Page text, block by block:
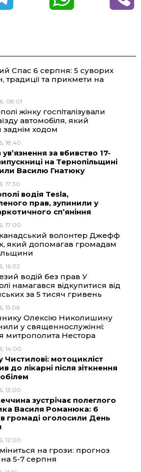
e
r
a
m
t
A
p
Спас 6 серпня: 5 суворих
традиції та прикмети на
08:01
жінку госпіталізували
автомобіля, який
заднім ходом
18:40
ув’язнення за вбивство 17-
на Тернопільщині
Василю Гнатюку
17:30
водія Tesla,
прав, зупинили у
сп’яніння
17:00
волонтер Джефф
який допомагав громадам
16:02
водій без прав У
намагався відкупитися від
за 5 тисяч гривень
15:06
Олексію Николишину
у священнослужінні:
митрополита Нестора
14:00
Чистилові: мотоцикліст
до лікарні після зіткнення
13:00
зустрічає полеглого
Василя Романюка: 6
громаді оголосили День
12:00
на грози: прогноз
5-7 серпня